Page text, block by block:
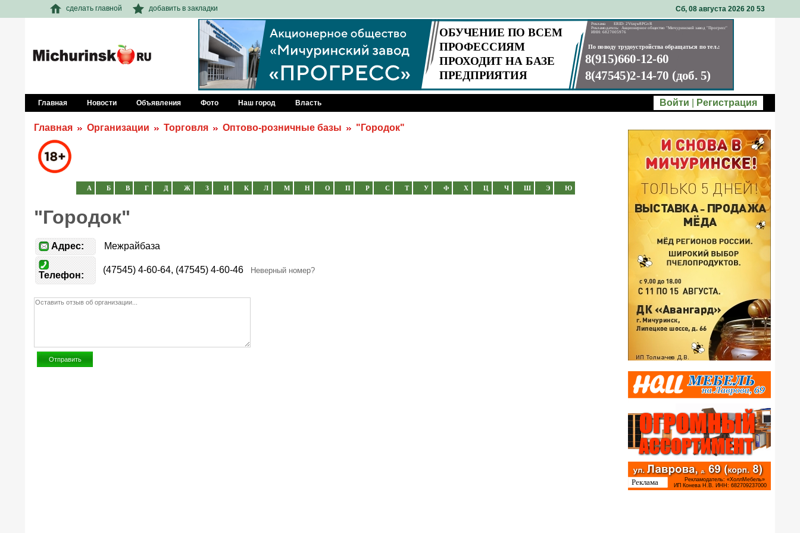
сделать главной добавить в закладки Сб, 08 августа 2026 20 53
Главная Новости Объявления Фото Наш город Власть Войти Регистрация
Главная Организации Торговля Оптово-розничные базы "Городок"
А Б В Г Д Ж З И К Л М Н О П Р С Т У Ф Х Ц Ч Ш Э Ю
"Городок"
Адрес: Межрайбаза
Телефон:
(47545) 4-60-64, (47545) 4-60-46 Неверный номер?